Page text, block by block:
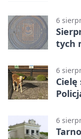
6
tych
6
Cielę
6